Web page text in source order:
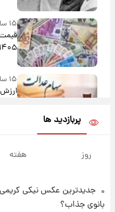
۱۵ ساعت پیش
۱۴۰۵ + جدول
۱۵ ساعت پیش
دل
۱۷ ساعت پیش
پربازدید ها
روز هفته
جدیدترین عکس نیکی کریمی با
بانوی جذاب؟